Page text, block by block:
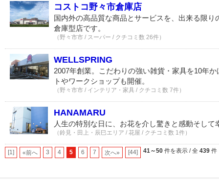
コストコ野々市倉庫店
国内外の高品質な商品とサービスを、出来る限り
倉庫型店です。
（野々市市 / スーパー / クチコミ数 26件）
WELLSPRING
2007年創業。こだわりの強い雑貨・家具を10年
トやワークショップも開催。
（野々市市 / インテリア・家具 / クチコミ数 7件）
HANAMARU
人生の特別な日に、お花を介し驚きと感動そして
（鈴見・田上・辰巳エリア / 花屋 / クチコミ数 1件）
[1] «前へ 3 4 5 6 7 次へ» [44] 41～50 件を表示 / 全 439 件